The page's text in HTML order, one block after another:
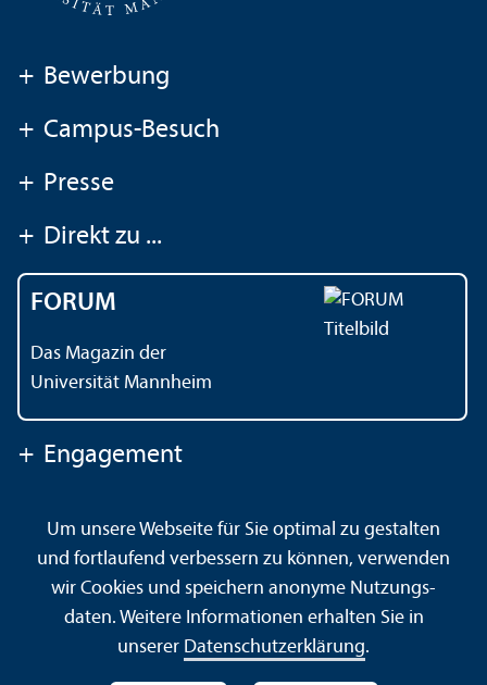
+ Bewerbung
+ Campus-Besuch
+ Presse
+ Direkt zu ...
FORUM
Das Magazin der
Universität Mannheim
+ Engagement
Kontakt Impressum Datenschutz
Barrierefreiheit
Gebärdensprache
Leichte Sprache
Sitemap
Hausordnung
Sicherheit und Notfälle
Um unsere Webseite für Sie optimal zu gestalten
und fortlaufend verbessern zu können, verwenden
wir Cookies und speichern anonyme Nutzungs­
daten. Weitere Informationen erhalten Sie in
unserer Datenschutz­erklärung.